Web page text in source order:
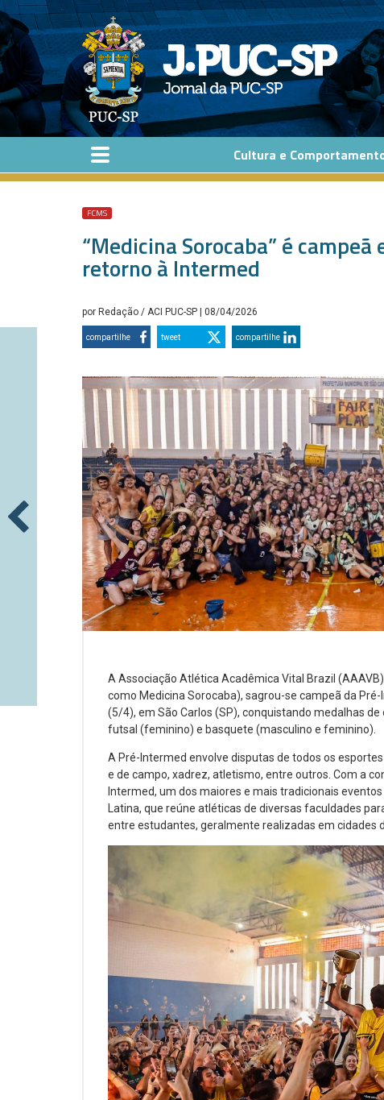
Pular para o conteúdo principal
Cultura e
FCMS
“Medicina Sorocaba” é
retorno à Intermed
por Redação / ACI PUC-SP | 08/04/2026
compartilhe tweet compartilhe
A Associação Atlética Acadêmica Vital Brazil
como Medicina Sorocaba), sagrou-se campeã da
(5/4), em São Carlos (SP), conquistando medalhas
futsal (feminino) e basquete (masculino e feminino).
A Pré-Intermed envolve disputas de todos os
e de campo, xadrez, atletismo, entre outros. Com a
Intermed, um dos maiores e mais tradicionais
Latina, que reúne atléticas de diversas faculdades
entre estudantes, geralmente realizadas em cidades